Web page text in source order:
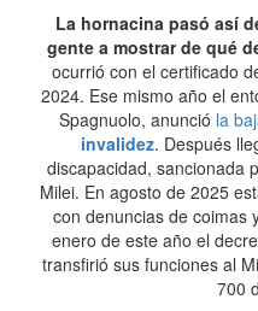
La hornacina pasó así
gente a mostrar de qué
ocurrió con el certificado
2024. Ese mismo año el
Spagnuolo, anunció la
invalidez. Después
discapacidad, sancionada
Milei. En agosto de 2025
con denuncias de coimas
enero de este año el
transfirió sus funciones al
700